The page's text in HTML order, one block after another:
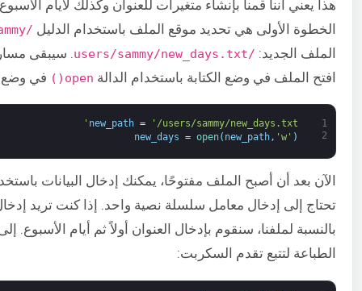
هذا يعني أننا قمنا بإنشاء متغيرات للعنوان وكذلك لأيام
الخطوة الأولى هي تحديد موقع الملف باستخدام الدليل /users/sammy/
الملف الجديد: /users/sammy/new_days.txt
. سيبقى
افتح الملف في وضع الكتابة باستخدام الدالة open() في
1
2
new_path =
'/users/sammy/new_days.txt'
new_days
= open( new_path, 'w' )
الآن بعد أن أصبح الملف مفتوحًا، يمكنك إدخال البيانات
تحتاج إلى إدخال معامل سلسلة نصية واحد. إذا كنت تريد
بالنسبة لملفنا، سنقوم بإدخال العنوان أولاً ثم أيام
الطباعة لتتبع تقدم السكربت: